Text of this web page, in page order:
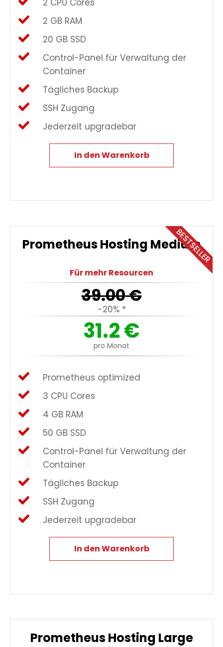
2 CPU Cores
2 GB RAM
20 GB SSD
Control-Panel für Verwaltung der
Container
Tägliches Backup
SSH Zugang
Jederzeit upgradebar
In den Warenkorb
BESTSELLER
Prometheus Hosting Medium
Für mehr Resourcen
39.00€
-20% *
31.2€
pro Monat
Prometheus optimized
3 CPU Cores
4 GB RAM
50 GB SSD
Control-Panel für Verwaltung der
Container
Tägliches Backup
SSH Zugang
Jederzeit upgradebar
In den Warenkorb
Prometheus Hosting Large